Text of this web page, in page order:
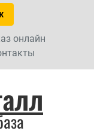
онлайн